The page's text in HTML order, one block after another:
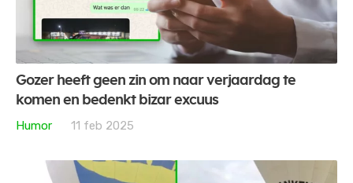
Gozer heeft geen zin om naar verjaardag te
komen en bedenkt bizar excuus
Humor
11 feb 2025